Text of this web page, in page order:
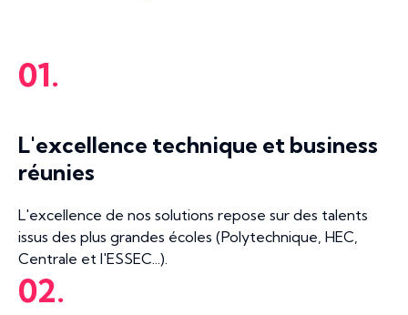
01.
L'excellence technique et business
réunies
L'excellence de nos solutions repose sur des talents
issus des plus grandes écoles (Polytechnique, HEC,
Centrale et l'ESSEC...).
02.